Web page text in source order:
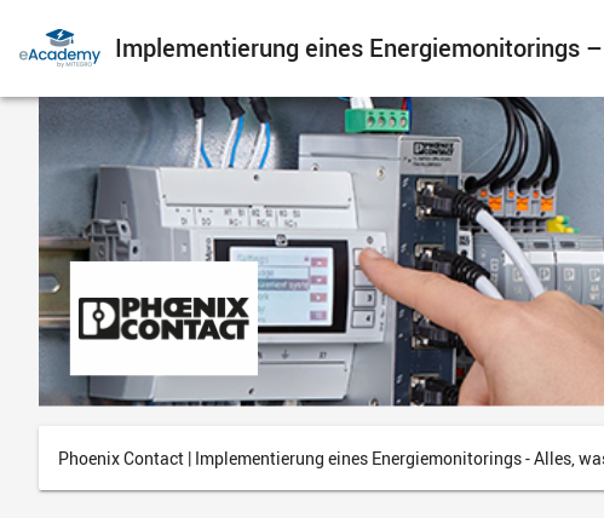
Implementierung eines Energiemonitorings
Phoenix Contact | Implementierung eines Energiemonitorings - Alles,